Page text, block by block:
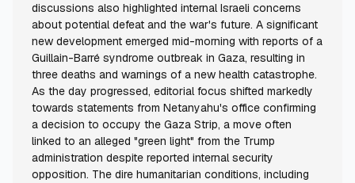
discussions also highlighted internal Israeli concerns
about potential defeat and the war's future. A significant
new development emerged mid-morning with reports of a
Guillain-Barré syndrome outbreak in Gaza, resulting in
three deaths and warnings of a new health catastrophe.
As the day progressed, editorial focus shifted markedly
towards statements from Netanyahu's office confirming
a decision to occupy the Gaza Strip, a move often
linked to an alleged "green light" from the Trump
administration despite reported internal security
opposition. The dire humanitarian conditions, including